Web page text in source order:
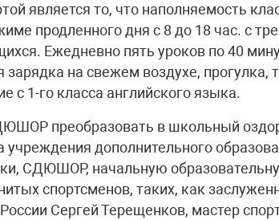
является то, что наполняемость
продленного дня с 8 до 18 час. с
Ежедневно пять уроков по 40
зарядка на свежем воздухе, прогулка,
с 1-го класса английского языка.
преобразовать в школьный
дополнительного
СДЮШОР, начальную
спортсменов, таких, как
Сергей Терещенков, мастер